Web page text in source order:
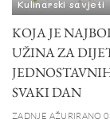
Kulinarski savjeti
KOJA JE
UŽINA ZA
SVAKI DAN
ZADNJE AŽURIRANO